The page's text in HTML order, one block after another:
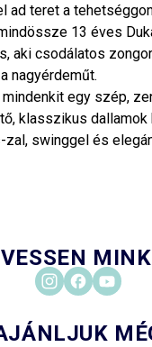
ad teret a
13 éves
aki csodálatos
nagyérdeműt.
egy szép,
klasszikus dallamok
zal, swinggel és